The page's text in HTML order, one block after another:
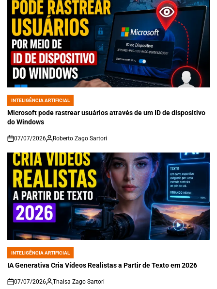
POSTED
IN
INTELIGÊNCIA ARTIFICIAL
Microsoft pode rastrear usuários através de um ID de dispositivo
do Windows
on
07/07/2026 Roberto Zago Sartori
POSTED
IN
INTELIGÊNCIA ARTIFICIAL
IA Generativa Cria Vídeos Realistas a Partir de Texto em 2026
on
07/07/2026 Thaisa Zago Sartori